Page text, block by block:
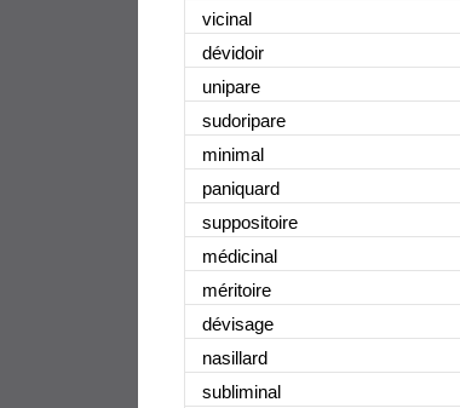
vicinal
dévidoir
unipare
sudoripare
minimal
paniquard
suppositoire
médicinal
méritoire
dévisage
nasillard
subliminal